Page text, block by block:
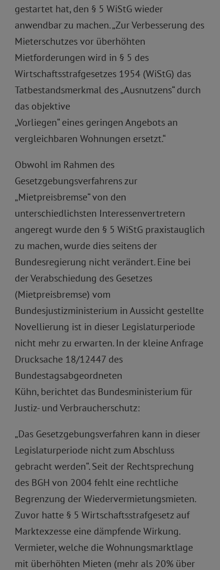
gestartet hat, den § 5 WiStG wieder
anwendbar zu machen. „Zur Verbesserung des
Mieterschutzes vor überhöhten
Mietforderungen wird in § 5 des
Wirtschaftsstrafgesetzes 1954 (WiStG) das
Tatbestandsmerkmal des „Ausnutzens“ durch
das objektive
„Vorliegen“ eines geringen Angebots an
vergleichbaren Wohnungen ersetzt.“
Obwohl im Rahmen des
Gesetzgebungsverfahrens zur
„Mietpreisbremse“ von den
unterschiedlichsten Interessenvertretern
angeregt wurde den § 5 WiStG praxistauglich
zu machen, wurde dies seitens der
Bundesregierung nicht verändert. Eine bei
der Verabschiedung des Gesetzes
(Mietpreisbremse) vom
Bundesjustizministerium in Aussicht gestellte
Novellierung ist in dieser Legislaturperiode
nicht mehr zu erwarten. In der kleine Anfrage
Drucksache 18/12447 des
Bundestagsabgeordneten
Kühn, berichtet das Bundesministerium für
Justiz- und Verbraucherschutz:
„Das Gesetzgebungsverfahren kann in dieser
Legislaturperiode nicht zum Abschluss
gebracht werden“. Seit der Rechtsprechung
des BGH von 2004 fehlt eine rechtliche
Begrenzung der Wiedervermietungsmieten.
Zuvor hatte § 5 Wirtschaftsstrafgesetz auf
Marktexzesse eine dämpfende Wirkung.
Vermieter, welche die Wohnungsmarktlage
mit überhöhten Mieten (mehr als 20% über